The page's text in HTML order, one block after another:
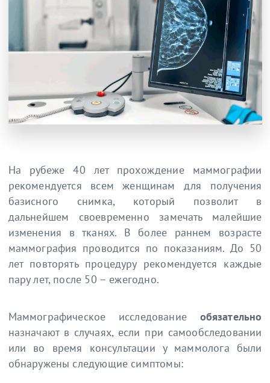
На рубеже 40 лет прохождение маммографии
рекомендуется всем женщинам для получения
базисного снимка, который позволит в
дальнейшем своевременно замечать малейшие
изменения в тканях. В более раннем возрасте
маммография проводится по показаниям. До 50
лет повторять процедуру рекомендуется каждые
пару лет, после 50 – ежегодно.
Маммографическое исследование обязательно
назначают в случаях, если при самообследовании
или во время консультации у маммолога были
обнаружены следующие симптомы: